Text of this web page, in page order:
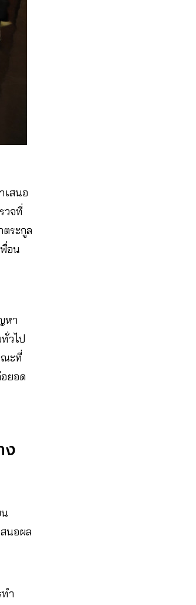
เสนอ
วจที่
ระกูล
อน
หา
วไป
ณะที่
ยอด
ง
นอผล
ำ